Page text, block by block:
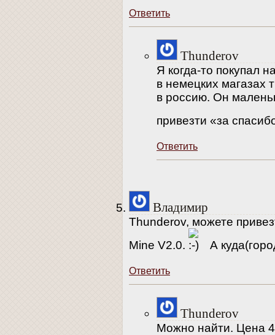
Ответить
Thunderov
Я когда-то покупал
в немецких магазах
в россию. Он
привезти «за
Ответить
Владимир
Thunderov, можете
Mine V2.0.
А
Ответить
Thunderov
Можно найти. Цена